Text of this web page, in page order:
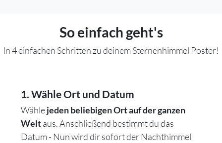
So einfach geht's
In 4 einfachen Schritten zu deinem Sternenhimmel Poster!
1. Wähle Ort und Datum
Wählejeden beliebigen Ort auf der ganzen
Weltaus. Anschließend bestimmt du das
Datum - Nun wird dir sofort der Nachthimmel